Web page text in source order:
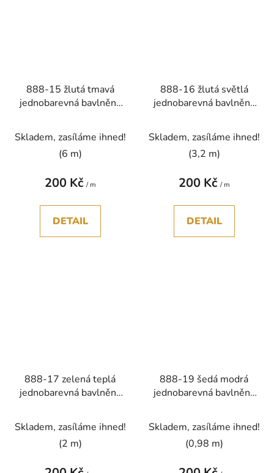
888-15 žlutá tmavá
jednobarevná bavlněná
Skladem, zasíláme ihned!
(6 m)
200 Kč / m
DETAIL
888-16 žlutá světlá
jednobarevná bavlněná
Skladem, zasíláme ihned!
(3,2 m)
200 Kč / m
DETAIL
888-17 zelená teplá
jednobarevná bavlněná
Skladem, zasíláme ihned!
(2 m)
888-19 šedá modrá
jednobarevná bavlněná
Skladem, zasíláme ihned!
(0,98 m)